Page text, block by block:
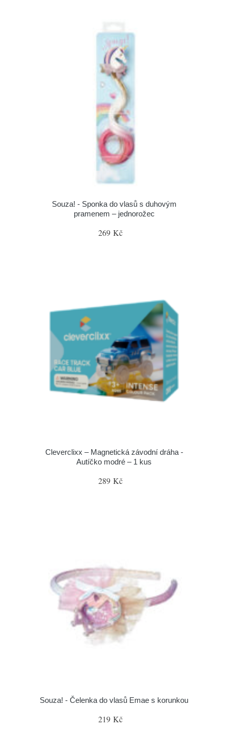
Souza! - Sponka do vlasů s duhovým
pramenem – jednorožec
269 Kč
Cleverclixx – Magnetická závodní dráha -
Autíčko modré – 1 kus
289 Kč
Souza! - Čelenka do vlasů Emae s korunkou
219 Kč